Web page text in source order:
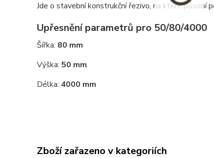
Jde o stavební konstrukční řezivo, na které působí
Upřesnění parametrů pro 50/80/4000
Šířka: 80 mm
Výška: 50 mm
Délka: 4000 mm
Zboží zařazeno v kategoriích